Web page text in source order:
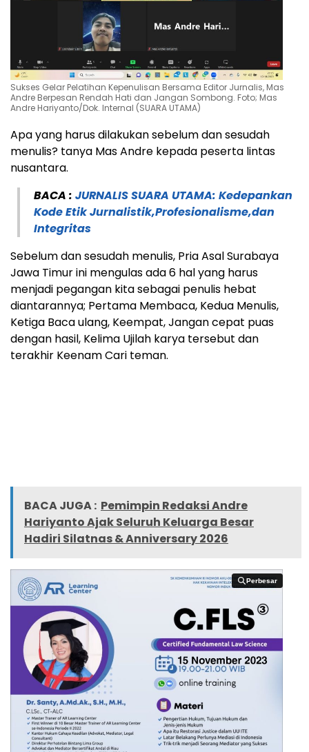
Sukses Gelar Pelatihan Kepenulisan Bersama Editor Jurnalis, Mas
Andre Berpesan Rendah Hati dan Jangan Sombong. Foto; Mas
Andre Hariyanto/Dok. Internal (SUARA UTAMA)
Apa yang harus dilakukan sebelum dan sesudah
menulis? tanya Mas Andre kepada peserta lintas
nusantara.
BACA : JURNALIS SUARA UTAMA: Kedepankan
Kode Etik Jurnalistik,Profesionalisme,dan
Integritas
Sebelum dan sesudah menulis, Pria Asal Surabaya
Jawa Timur ini mengulas ada 6 hal yang harus
menjadi pegangan kita sebagai penulis hebat
diantarannya; Pertama Membaca, Kedua Menulis,
Ketiga Baca ulang, Keempat, Jangan cepat puas
dengan hasil, Kelima Ujilah karya tersebut dan
terakhir Keenam Cari teman.
BACA JUGA : Pemimpin Redaksi Andre
Hariyanto Ajak Seluruh Keluarga Besar
Hadiri Silatnas & Anniversary 2026
Perbesar
Perbesar